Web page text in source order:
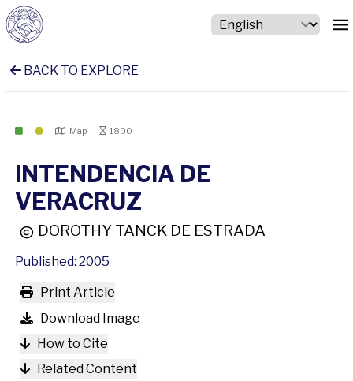
BACK TO EXPLORE
Map 1800
INTENDENCIA DE
VERACRUZ
DOROTHY TANCK DE ESTRADA
Published: 2005
Print Article
Download Image
How to Cite
Related Content